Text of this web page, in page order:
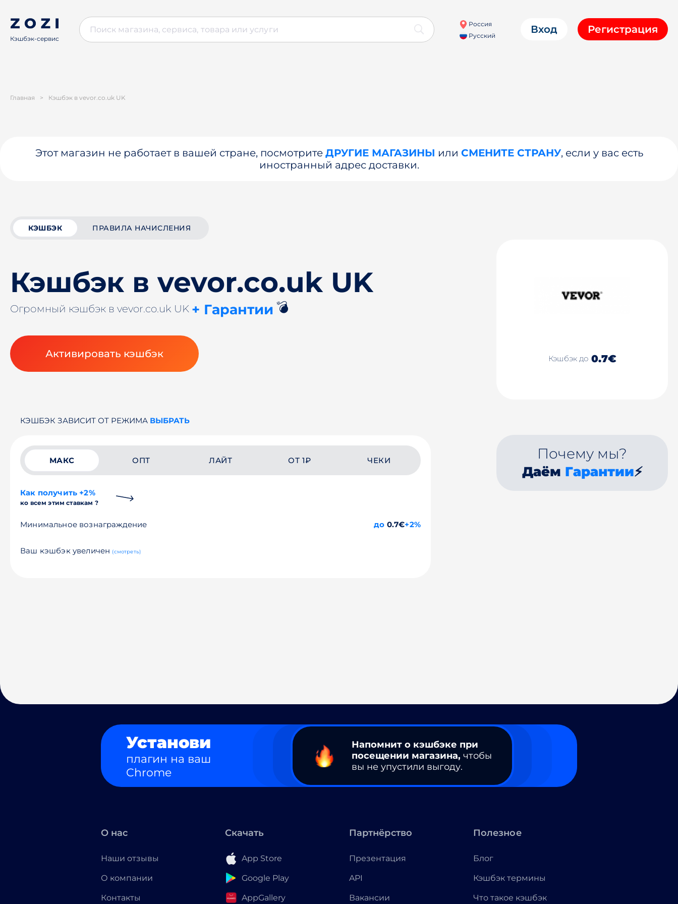
Кэшбэк-сервис
Россия
Русский
Вход Регистрация
Главная > Кэшбэк в vevor.co.uk UK
Этот магазин не работает в вашей стране, посмотрите ДРУГИЕ МАГАЗИНЫ или СМЕНИТЕ СТРАНУ, если у вас есть
иностранный адрес доставки.
КЭШБЭК ПРАВИЛА НАЧИСЛЕНИЯ
Кэшбэк в vevor.co.uk UK
Огромный кэшбэк в vevor.co.uk UK + Гарантии 💣
Активировать кэшбэк Кэшбэк до 0.7€
КЭШБЭК ЗАВИСИТ ОТ РЕЖИМА ВЫБРАТЬ
МАКС ОПТ ЛАЙТ ОТ 1₽ ЧЕКИ
Как получить +2%
ко всем этим ставкам ?
Минимальное вознаграждение до 0.7€+2%
Ваш кэшбэк увеличен (смотреть)
Почему мы?
Даём Гарантии⚡
Установи
плагин на ваш
Chrome
Напомнит о кэшбэке при
посещении магазина, чтобы
вы не упустили выгоду.
О нас
Наши отзывы
О компании
Контакты
Скачать
App Store
Google Play
AppGallery
Партнёрство
Презентация
API
Вакансии
Полезное
Блог
Кэшбэк термины
Что такое кэшбэк